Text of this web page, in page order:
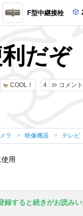
F型中継接栓
だぞ
COOL！ 4 コメント
ラ 映像機器 テレビ
用
録すると続きがお読みい